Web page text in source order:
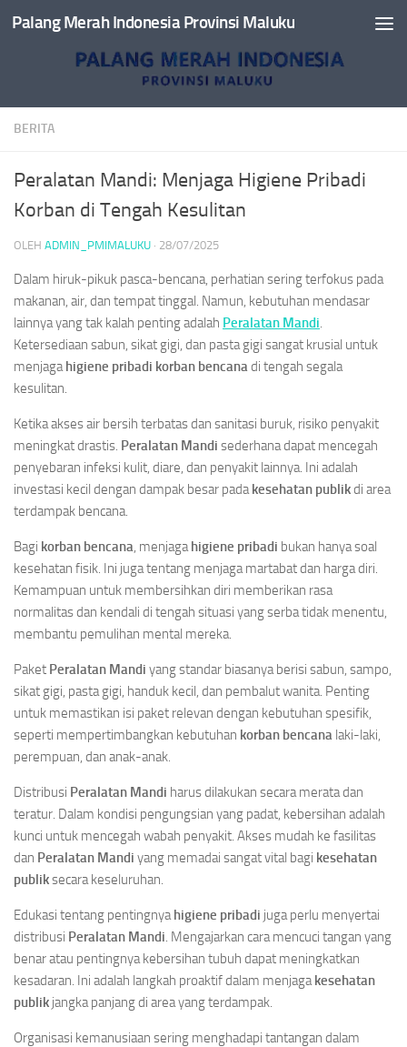
Skip to content
Palang Merah Indonesia Provinsi Maluku
BERITA
Peralatan Mandi: Menjaga Higiene Pribadi
Korban di Tengah Kesulitan
OLEH ADMIN_PMIMALUKU · 28/07/2025
Dalam hiruk-pikuk pasca-bencana, perhatian sering terfokus pada
makanan, air, dan tempat tinggal. Namun, kebutuhan mendasar
lainnya yang tak kalah penting adalah Peralatan Mandi.
Ketersediaan sabun, sikat gigi, dan pasta gigi sangat krusial untuk
menjagahigiene pribadi korban bencanadi tengah segala
kesulitan.
Ketika akses air bersih terbatas dan sanitasi buruk, risiko penyakit
meningkat drastis. Peralatan Mandi sederhana dapat mencegah
penyebaran infeksi kulit, diare, dan penyakit lainnya. Ini adalah
investasi kecil dengan dampak besar padakesehatan publikdi area
terdampak bencana.
Bagi korban bencana, menjagahigiene pribadi bukan hanya soal
kesehatan fisik. Ini juga tentang menjaga martabat dan harga diri.
Kemampuan untuk membersihkan diri memberikan rasa
normalitas dan kendali di tengah situasi yang serba tidak menentu,
membantu pemulihan mental mereka.
Paket Peralatan Mandi yang standar biasanya berisi sabun, sampo,
sikat gigi, pasta gigi, handuk kecil, dan pembalut wanita. Penting
untuk memastikan isi paket relevan dengan kebutuhan spesifik,
seperti mempertimbangkan kebutuhan korban bencana laki-laki,
perempuan, dan anak-anak.
Distribusi Peralatan Mandi harus dilakukan secara merata dan
teratur. Dalam kondisi pengungsian yang padat, kebersihan adalah
kunci untuk mencegah wabah penyakit. Akses mudah ke fasilitas
dan Peralatan Mandi yang memadai sangat vital bagi kesehatan
publiksecara keseluruhan.
Edukasi tentang pentingnyahigiene pribadi juga perlu menyertai
distribusi Peralatan Mandi. Mengajarkan cara mencuci tangan yang
benar atau pentingnya kebersihan tubuh dapat meningkatkan
kesadaran. Ini adalah langkah proaktif dalam menjagakesehatan
publik jangka panjang di area yang terdampak.
Organisasi kemanusiaan sering menghadapi tantangan dalam